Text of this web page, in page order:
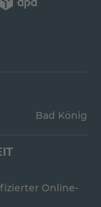
Bad König
Online-